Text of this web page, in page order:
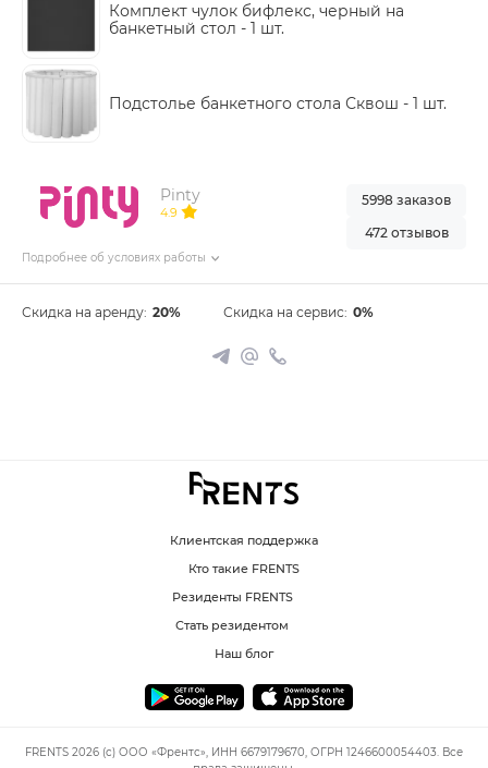
Комплект чулок бифлекс, черный на
банкетный стол - 1 шт.
Подстолье банкетного стола Сквош - 1 шт.
Pinty
4.9
Подробнее об условиях работы
5998 заказов
472 отзывов
Скидка на аренду: 20% Скидка на сервис: 0%
Клиентская поддержка
Кто такие FRENTS
Резиденты FRENTS
Стать резидентом
Наш блог
FRENTS 2026 (c) ООО «Френтс», ИНН 6679179670, ОГРН 1246600054403. Все